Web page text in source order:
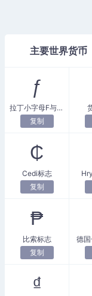
主要世界货币
ƒ
拉丁小字母F与钩子
复制
₵
Cedi标志
复制
₱
比索标志
复制
德
₫